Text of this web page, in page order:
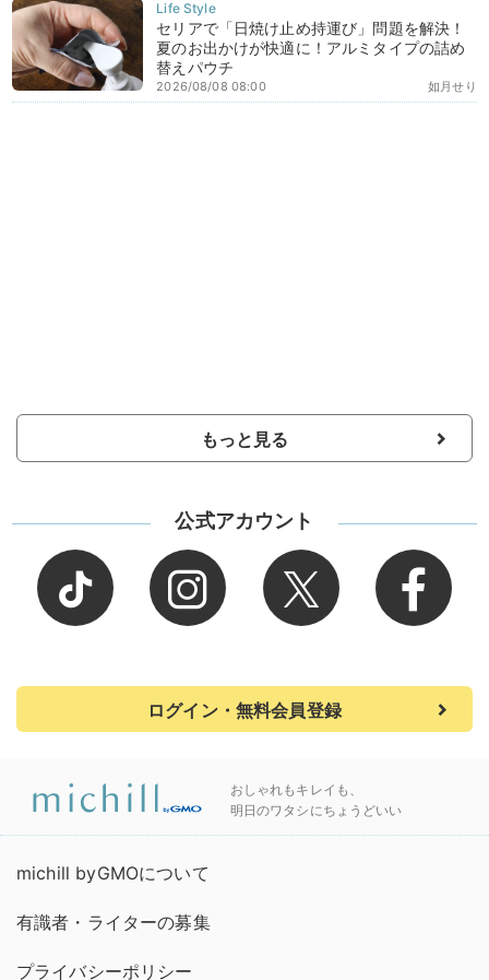
セリアで「日焼け止め持運び」問題を解決！
夏のお出かけが快適に！アルミタイプの詰め
替えパウチ
如月せり
2026/08/08 08:00
もっと見る
公式アカウント
ログイン・無料会員登録
おしゃれもキレイも、
明日のワタシにちょうどいい
michill byGMOについて
有識者・ライターの募集
プライバシーポリシー